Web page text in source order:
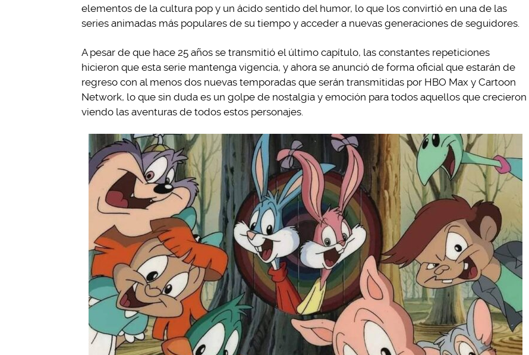
elementos de la cultura pop y un ácido sentido del humor, lo que los convirtió en una de las
series animadas más populares de su tiempo y acceder a nuevas generaciones de seguidores.
A pesar de que hace 25 años se transmitió el último capítulo, las constantes repeticiones
hicieron que esta serie mantenga vigencia, y ahora se anunció de forma oficial que estarán de
regreso con al menos dos nuevas temporadas que serán transmitidas por HBO Max y Cartoon
Network, lo que sin duda es un golpe de nostalgia y emoción para todos aquellos que crecieron
viendo las aventuras de todos estos personajes.